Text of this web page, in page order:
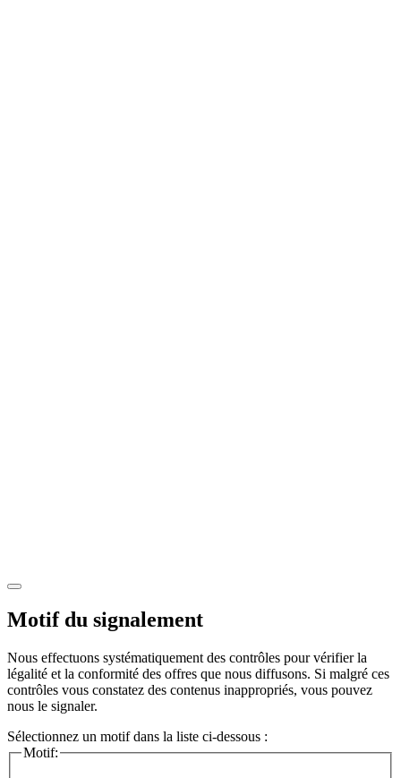
Motif du signalement
Nous effectuons systématiquement des contrôles pour vérifier la
légalité et la conformité des offres que nous diffusons. Si malgré ces
contrôles vous constatez des contenus inappropriés, vous pouvez
nous le signaler.
Sélectionnez un motif dans la liste ci-dessous :
Motif: